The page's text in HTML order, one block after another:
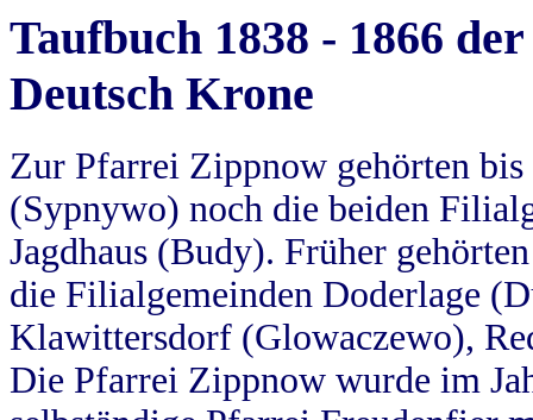
Taufbuch 1838 - 1866
Deutsch Krone
Zur Pfarrei Zippnow gehörten
(Sypnywo) noch die beiden
Jagdhaus (Budy). Früher
die Filialgemeinden Doderlage
Klawittersdorf (Glowaczewo),
Die Pfarrei Zippnow wurde im